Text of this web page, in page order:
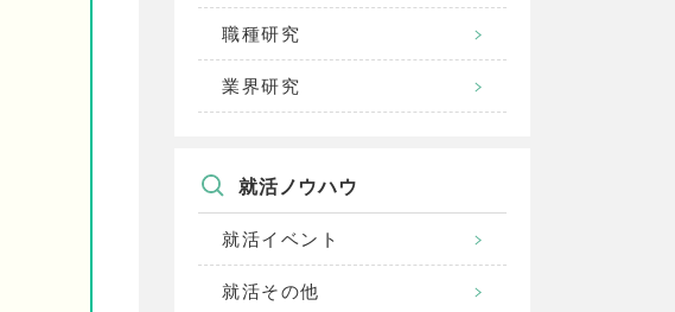
職種研究
業界研究
就活ノウハウ
就活イベント
就活その他